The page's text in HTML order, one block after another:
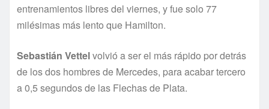
entrenamientos libres del viernes, y fue solo 77
milésimas más lento que Hamilton.
Sebastián Vettelvolvió a ser el más rápido por detrás
de los dos hombres de Mercedes, para acabar tercero
a 0,5 segundos de las Flechas de Plata.